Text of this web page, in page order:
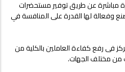
مباشرة عن طريق توفير مستحضرات
وفعالة لها القدرة على المنافسة في
فى رفع كفاءة العاملين بالكلية من
من مختلف الجهات.